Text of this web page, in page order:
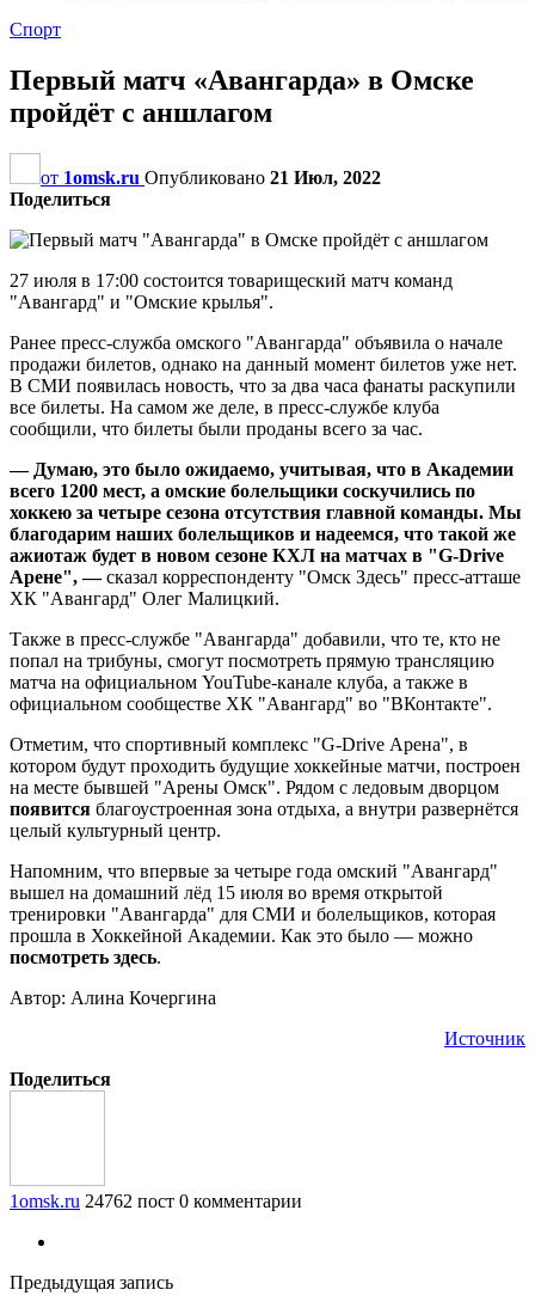
Спорт
Первый матч «Авангарда» в Омске
пройдёт с аншлагом
от 1omsk.ru Опубликовано 21 Июл, 2022
Поделиться
27 июля в 17:00 состоится товарищеский матч команд
"Авангард" и "Омские крылья".
Ранее пресс-служба омского "Авангарда" объявила о начале
продажи билетов, однако на данный момент билетов уже нет.
В СМИ появилась новость, что за два часа фанаты раскупили
все билеты. На самом же деле, в пресс-службе клуба
сообщили, что билеты были проданы всего за час.
— Думаю, это было ожидаемо, учитывая, что в Академии
всего 1200 мест, а омские болельщики соскучились по
хоккею за четыре сезона отсутствия главной команды. Мы
благодарим наших болельщиков и надеемся, что такой же
ажиотаж будет в новом сезоне КХЛ на матчах в "G-Drive
Арене", —сказал корреспонденту "Омск Здесь" пресс-атташе
ХК "Авангард" Олег Малицкий.
Также в пресс-службе "Авангарда" добавили, что те, кто не
попал на трибуны, смогут посмотреть прямую трансляцию
матча на официальном YouTube-канале клуба, а также в
официальном сообществе ХК "Авангард" во "ВКонтакте".
Отметим, что спортивный комплекс "G-Drive Арена", в
котором будут проходить будущие хоккейные матчи, построен
на месте бывшей "Арены Омск". Рядом с ледовым дворцом
появится благоустроенная зона отдыха, а внутри развернётся
целый культурный центр.
Напомним, что впервые за четыре года омский "Авангард"
вышел на домашний лёд 15 июля во время открытой
тренировки "Авангарда" для СМИ и болельщиков, которая
прошла в Хоккейной Академии. Как это было — можно
посмотреть здесь.
Автор: Алина Кочергина
Источник
Поделиться
1omsk.ru 24762 пост 0 комментарии
Предыдущая запись